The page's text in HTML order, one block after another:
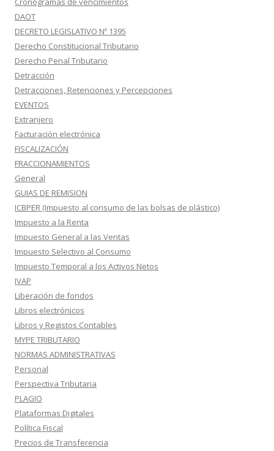
DAOT
DECRETO LEGISLATIVO Nº 1395
Derecho Constitucional Tributario
Derecho Penal Tributario
Detracción
Detracciones, Retenciones y Percepciones
EVENTOS
Extranjero
Facturación electrónica
FISCALIZACIÓN
FRACCIONAMIENTOS
General
GUIAS DE REMISION
ICBPER (Impuesto al consumo de las bolsas de plástico)
Impuesto a la Renta
Impuesto General a las Ventas
Impuesto Selectivo al Consumo
Impuesto Temporal a los Activos Netos
IVAP
Liberación de fondos
Libros electrónicos
Libros y Registos Contables
MYPE TRIBUTARIO
NORMAS ADMINISTRATIVAS
Personal
Perspectiva Tributaria
PLAGIO
Plataformas Digitales
Política Fiscal
Precios de Transferencia